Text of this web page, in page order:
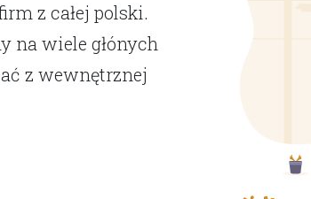
z całej polski.
wiele głónych
z wewnętrznej